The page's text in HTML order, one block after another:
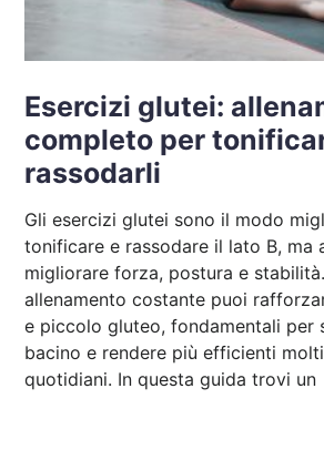
Esercizi glutei:
completo per
rassodarli
Gli esercizi glutei sono il modo
tonificare e rassodare il lato B, ma
migliorare forza, postura e
allenamento costante puoi
e piccolo gluteo, fondamentali per
bacino e rendere più efficienti
quotidiani. In questa guida trovi un